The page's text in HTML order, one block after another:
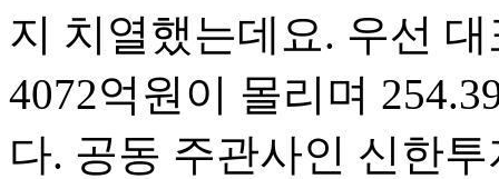
지 치열했는데요. 우선
4072억원이 몰리며
다. 공동 주관사인 신한